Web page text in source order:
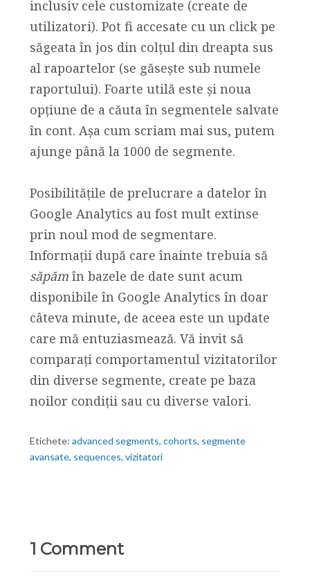
inclusiv cele customizate (create de
utilizatori). Pot fi accesate cu un click pe
săgeata în jos din colțul din dreapta sus
al rapoartelor (se găsește sub numele
raportului). Foarte utilă este și noua
opțiune de a căuta în segmentele salvate
în cont. Așa cum scriam mai sus, putem
ajunge până la 1000 de segmente.
Posibilitățile de prelucrare a datelor în
Google Analytics au fost mult extinse
prin noul mod de segmentare.
Informații după care înainte trebuia să
săpămîn bazele de date sunt acum
disponibile în Google Analytics în doar
câteva minute, de aceea este un update
care mă entuziasmează. Vă invit să
comparați comportamentul vizitatorilor
din diverse segmente, create pe baza
noilor condiții sau cu diverse valori.
Etichete: advanced segments, cohorts, segmente
avansate, sequences, vizitatori
1 Comment